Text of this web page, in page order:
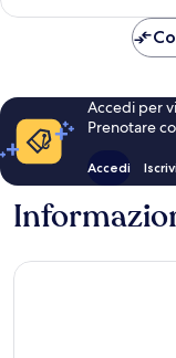
Accedi per
Prenotare
Accedi